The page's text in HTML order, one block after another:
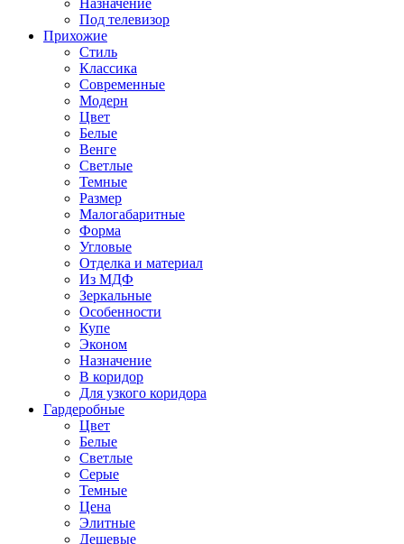
Назначение
Под телевизор
Прихожие
Стиль
Классика
Современные
Модерн
Цвет
Белые
Венге
Светлые
Темные
Размер
Малогабаритные
Форма
Угловые
Отделка и материал
Из МДФ
Зеркальные
Особенности
Купе
Эконом
Назначение
В коридор
Для узкого коридора
Гардеробные
Цвет
Белые
Светлые
Серые
Темные
Цена
Элитные
Дешевые